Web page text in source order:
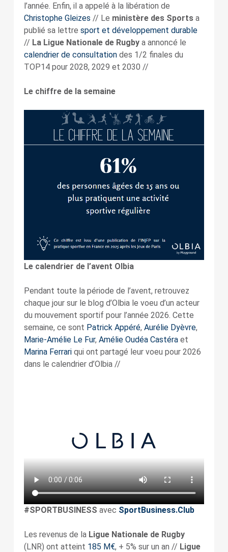
l’année. Enfin, il a appelé à la libération de
Christophe Gleizes // Le ministère des Sportsa
publié sa lettre sport et développement durable
// La Ligue Nationale de Rugbya annoncé le
calendrier de consultationdes 1/2 finales du
TOP14 pour 2028, 2029 et 2030 //
Le chiffre de la semaine
Le calendrier de l’avent Olbia
Pendant toute la période de l’avent, retrouvez
chaque jour sur le blog d’Olbia le voeu d’un acteur
du mouvement sportif pour l’année 2026. Cette
semaine, ce sont Patrick Appéré, Aurélie Dyèvre,
Marie-Amélie Le Fur, Amélie Oudéa Castéraet
Marina Ferrariqui ont partagé leur voeu pour 2026
dans le calendrier d’Olbia //
#SPORTBUSINESS avec SportBusiness.Club
Les revenus de la Ligue Nationale de Rugby
(LNR) ont atteint 185 M€, + 5% sur un an // Ligue